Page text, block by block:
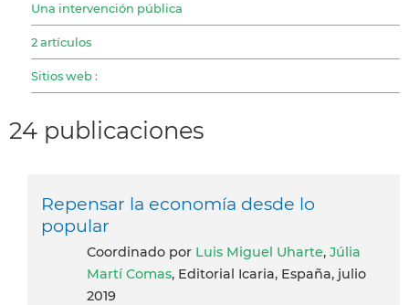
Una intervención pública
2 artículos
Sitios web :
24 publicaciones
Repensar la economía desde lo
popular
coordinado por Luis Miguel Uharte, Júlia
Martí Comas, Editorial Icaria, España, julio
2019